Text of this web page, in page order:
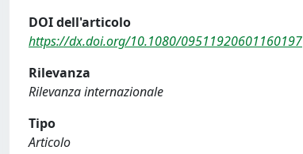
DOI dell'articolo
https://dx.doi.org/10.1080/09511920601160197
Rilevanza
Rilevanza internazionale
Tipo
Articolo